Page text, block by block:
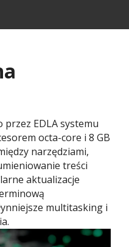
EDLA systemu
octa-core i 8 GB
narzędziami,
treści
aktualizacje
multitasking i